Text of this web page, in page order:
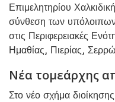
Επιμελητηρίου
σύνθεση των
στις Περιφερειακές
Ημαθίας, Πιερίας,
Νέα τομεάρχης
Στο νέο σχήμα